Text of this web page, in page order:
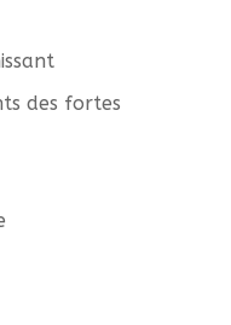
des fortes